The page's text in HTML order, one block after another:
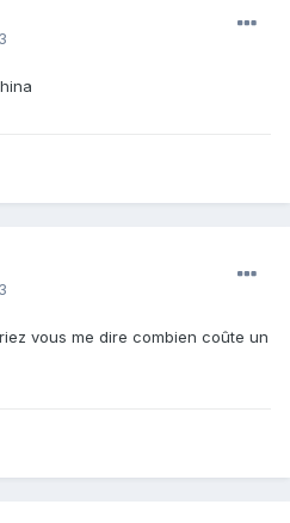
vous me dire combien coûte un